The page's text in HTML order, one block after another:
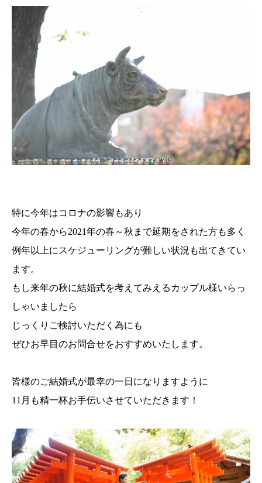
特に今年はコロナの影響もあり
今年の春から2021年の春～秋まで延期をされた方も多く
例年以上にスケジューリングが難しい状況も出てきてい
ます。
もし来年の秋に結婚式を考えてみえるカップル様いらっ
しゃいましたら
じっくりご検討いただく為にも
ぜひお早目のお問合せをおすすめいたします。
皆様のご結婚式が最幸の一日になりますように
11月も精一杯お手伝いさせていただきます！